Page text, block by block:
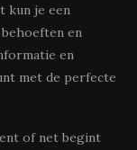
kun je een
en
en
met de perfecte
of net begint